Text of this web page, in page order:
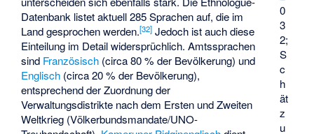
0
3
2;
S
c
h
ät
z
u
Datenbank listet aktuell 285 Sprachen auf, die im
Land gesprochen werden.[32] Jedoch ist auch diese
Einteilung im Detail widersprüchlich. Amtssprachen
sind Französisch (circa 80 % der Bevölkerung) und
Englisch (circa 20 % der Bevölkerung),
entsprechend der Zuordnung der
Verwaltungsdistrikte nach dem Ersten und Zweiten
Weltkrieg (Völkerbundsmandate/UNO-